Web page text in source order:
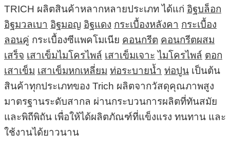
TRICH ผลิตสินค้าหลากหลายประเภท ได้แก่ อิฐบล็อก
อิฐมวลเบา อิฐมอญ อิฐแดง กระเบื้องหลังคา กระเบื้อง
ลอนคู่ กระเบื้องซีแพคโมเนีย คอนกรีต คอนกรีตผสม
เสร็จ เสาเข็มไมโครไพล์ เสาเข็มเจาะ ไมโครไพล์ ตอก
เสาเข็ม เสาเข็มหกเหลี่ยม ท่อระบายน้ำ ท่อปูน เป็นต้น
สินค้าทุกประเภทของ Trich ผลิตจากวัสดุคุณภาพสูง
มาตรฐานระดับสากล ผ่านกระบวนการผลิตที่ทันสมัย
และพิถีพิถัน เพื่อให้ได้ผลิตภัณฑ์ที่แข็งแรง ทนทาน และ
ใช้งานได้ยาวนาน